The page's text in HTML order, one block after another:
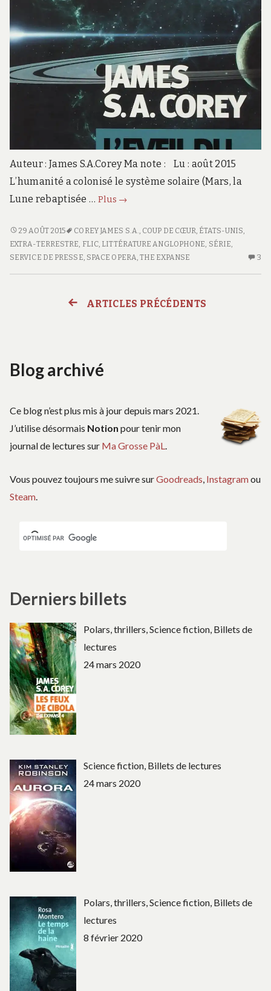
Auteur : James S.A.Corey Ma note : Lu : août 2015
L’humanité a colonisé le système solaire (Mars, la
Lune rebaptisée … Plus The
Expanse
#1
#2
→
<SPAN
CLASS="ENTRY-
TITLE-
&
#2</SPAN>
29 AOÛT 2015 COREY JAMES S.A., COUP DE CŒUR, ÉTATS-UNIS,
EXTRA-TERRESTRE, FLIC, LITTÉRATURE ANGLOPHONE, SÉRIE,
SERVICE DE PRESSE, SPACE OPERA,THE EXPANSE 3
articles
ARTICLES PRÉCÉDENTS
Blog archivé
Ce blog n’est plus mis à jour depuis mars 2021.
J’utilise désormais Notion pour tenir mon
journal de lectures sur Ma Grosse PàL
Vous pouvez toujours me suivre surGoodreads, Instagramou
Steam.
Derniers billets
Polars, thrillers, Science fiction, Billets de
lectures
24 mars 2020
Science fiction, Billets de lectures
24 mars 2020
Polars, thrillers, Science fiction, Billets de
lectures
8 février 2020